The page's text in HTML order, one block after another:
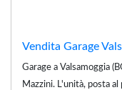
Vendita Garage
Garage a Valsamoggia
Mazzini. L'unità, posta